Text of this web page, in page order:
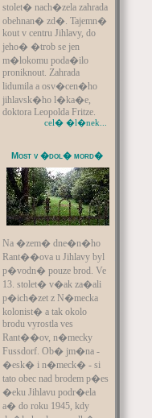
stolet� nach�zela zahrada
obehnan� zd�. Tajemn�
kout v centru Jihlavy, do
jeho� �trob se jen
m�lokomu poda�ilo
proniknout. Zahrada
lidumila a osv�cen�ho
jihlavsk�ho l�ka�e,
doktora Leopolda Fritze.
cel� �l�nek...
Most v �dol� mord�
Na �zem� dne�n�ho
Rant��ova u Jihlavy byl
p�vodn� pouze brod. Ve
13. stolet� v�ak za�ali
p�ich�zet z N�mecka
kolonist� a tak okolo
brodu vyrostla ves
Rant��ov, n�mecky
Fussdorf. Ob� jm�na -
�esk� i n�meck� - si
tato obec nad brodem p�es
�eku Jihlavu podr�ela
a� do roku 1945, kdy